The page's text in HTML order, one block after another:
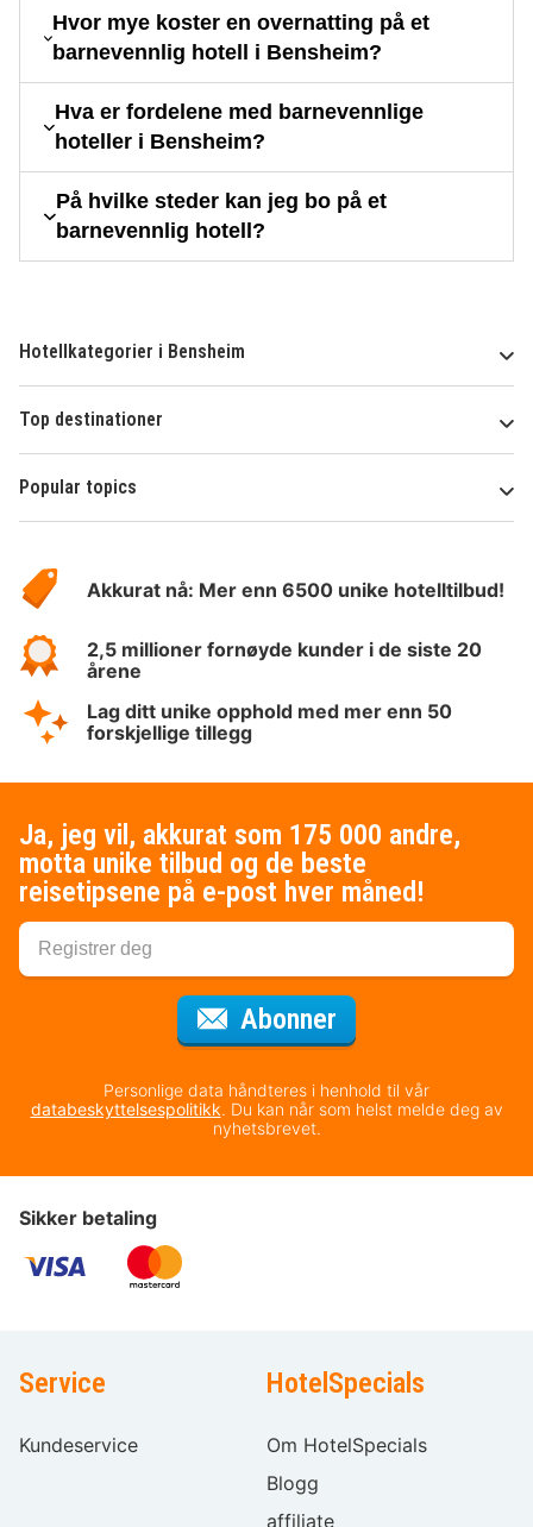
Hvor mye koster en overnatting på et
barnevennlig hotell i Bensheim?
Hva er fordelene med barnevennlige
hoteller i Bensheim?
På hvilke steder kan jeg bo på et
barnevennlig hotell?
Hotellkategorier i Bensheim
Top destinationer
Popular topics
Hotelspecials
Akkurat nå: Mer enn 6500 unike hotelltilbud!
2,5 millioner fornøyde kunder i de siste 20
årene
Lag ditt unike opphold med mer enn 50
forskjellige tillegg
Ja, jeg vil, akkurat som 175 000 andre,
motta unike tilbud og de beste
reisetipsene på e-post hver måned!
Abonner
Personlige data håndteres i henhold til vår
databeskyttelsespolitikk. Du kan når som helst melde deg av
nyhetsbrevet.
Sikker betaling
Service
Kundeservice
HotelSpecials
Om HotelSpecials
Blogg
affiliate